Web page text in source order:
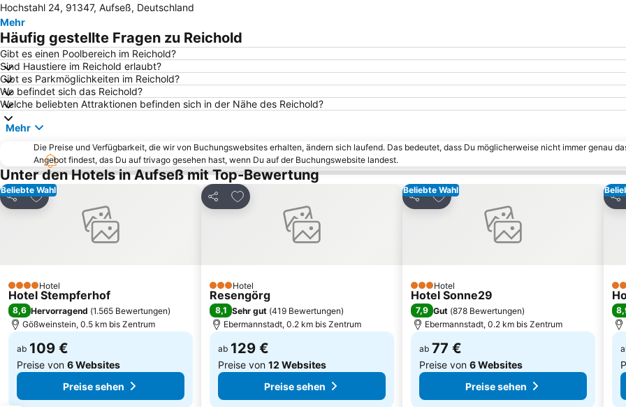
Hochstahl 24, 91347, Aufseß, Deutschland
Mehr
Häufig gestellte Fragen zu Reichold
Gibt es einen Poolbereich im Reichold?
Sind Haustiere im Reichold erlaubt?
Gibt es Parkmöglichkeiten im Reichold?
Wo befindet sich das Reichold?
Welche beliebten Attraktionen befinden sich in der Nähe des Reichold?
Mehr
Die Preise und Verfügbarkeit, die wir von Buchungswebsites erhalten, ändern sich laufend. Das bedeutet, dass Du möglicherweise nicht immer genau
Angebot findest, das Du auf trivago gesehen hast, wenn Du auf der Buchungswebsite landest.
Unter den Hotels in Aufseß mit Top-Bewertung
Beliebte Wahl
Teilen
Zu Favoriten hinzufügen
4 SterneHotel
Hotel Stempferhof
8,6 Hervorragend (1.565 Bewertungen)
Gößweinstein, 0.5 km bis Zentrum
ab 109 €
Preise von 6 Websites
Preise sehen
Teilen
Zu Favoriten hinzufügen
3 Sterne
Hotel
Resengörg
8,1 Sehr gut (419 Bewertungen)
Ebermannstadt, 0.2 km bis Zentrum
ab 129 €
Preise von 12 Websites
Preise sehen
Beliebte Wahl
Teilen
Zu Favoriten hinzufügen
3 Sterne
Hotel
Hotel Sonne29
7,9 Gut (878 Bewertungen)
Ebermannstadt, 0.2 km bis Zentrum
ab 77 €
Preise von 6 Websites
Preise sehen
4